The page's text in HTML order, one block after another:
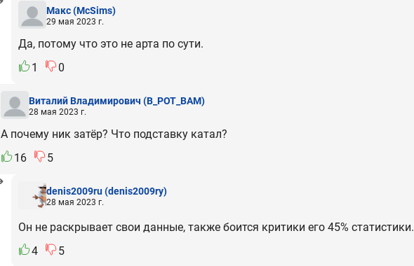
Макс(McSims)
29 мая 2023 г.
Да, потому что это не арта по сути.
1
0
Виталий Владимирович (B_POT_BAM)
28 мая 2023 г.
А почему ник затёр? Что подставку катал?
16
5
denis2009ru(denis2009ry)
28 мая 2023 г.
Он не раскрывает свои данные, также боится критики его 45% статистики.
4
5